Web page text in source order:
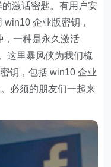
激话密匙。有用户安
企业版密钥，
一种是永久激活
这里暴风侠为我们梳
钥，包括 win10 企业
必须的朋友们一起来